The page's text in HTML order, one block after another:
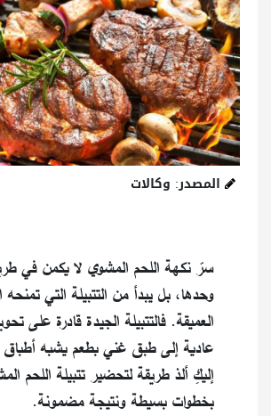
المصدر: وكالات
سرّ نكهة اللحم المشوي لا يكمن في
وحدها، بل يبدأ من التتبيلة التي تمنحه
العميقة. فالتتبيلة الجيدة قادرة على
عادية إلى طبق غني بطعم يشبه أطباق
إليكِ ألذ طريقة لتحضير تتبيلة اللحم
بخطوات بسيطة ونتيجة مضمونة.